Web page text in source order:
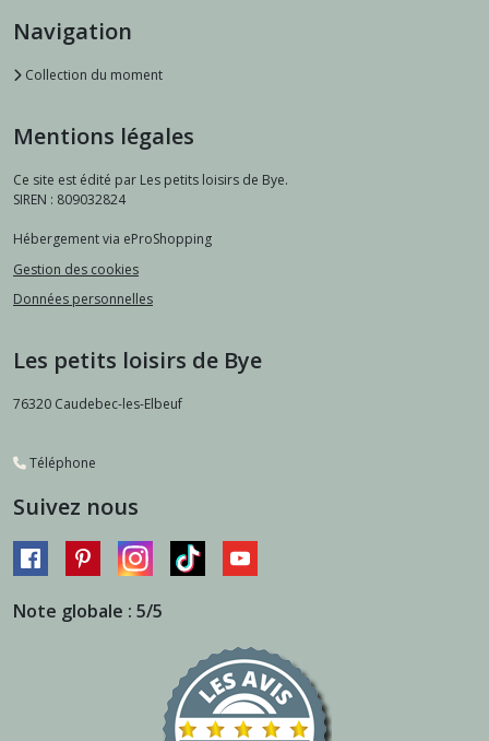
Navigation
Collection du moment
Mentions légales
Ce site est édité par Les petits loisirs de Bye.
SIREN : 809032824
Hébergement via eProShopping
Gestion des cookies
Données personnelles
Les petits loisirs de Bye
76320 Caudebec-les-Elbeuf
Téléphone
Suivez nous
Note globale : 5/5